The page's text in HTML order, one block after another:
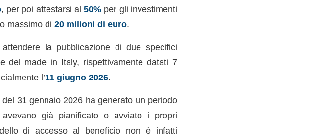
, per poi attestarsi al50% per gli investimenti
massimo di 20 milioni di euro.
la pubblicazione di due specifici
del made in Italy, rispettivamente datati 7
l’11 giugno 2026.
31 gennaio 2026 ha generato un periodo
già pianificato o avviato i propri
di accesso al beneficio non è infatti